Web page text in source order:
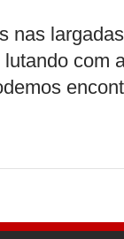
nas
com